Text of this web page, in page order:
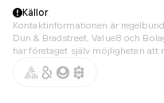
Källor
Kontaktinformationen är
Dun & Bradstreet, Value8 och
har företaget själv möjligheten att